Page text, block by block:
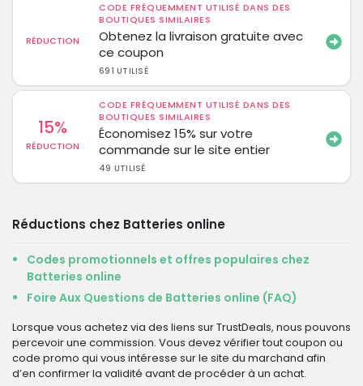
RÉDUCTION
CODE FRÉQUEMMENT UTILISÉ DANS DES
BOUTIQUES SIMILAIRES
Obtenez la livraison gratuite avec
ce coupon
691 UTILISÉ
15%
RÉDUCTION
CODE FRÉQUEMMENT UTILISÉ DANS DES
BOUTIQUES SIMILAIRES
Économisez 15% sur votre
commande sur le site entier
49 UTILISÉ
Réductions chez Batteries online
Codes promotionnels et offres populaires chez
Batteries online
Foire Aux Questions de Batteries online (FAQ)
Lorsque vous achetez via des liens sur TrustDeals, nous pouvons
percevoir une commission. Vous devez vérifier tout coupon ou
code promo qui vous intéresse sur le site du marchand afin
d’en confirmer la validité avant de procéder à un achat.